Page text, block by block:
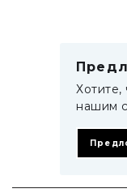
Хотите,
нашим